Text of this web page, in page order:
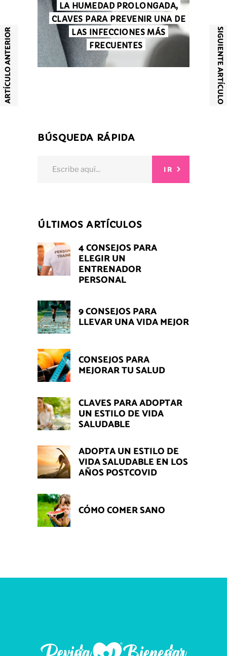
ARTÍCULO ANTERIOR SIGUIENTE ARTÍCULO
LA HUMEDAD PROLONGADA,
CLAVES PARA PREVENIR UNA DE
LAS INFECCIONES MÁS
FRECUENTES
BÚSQUEDA RÁPIDA
IR
ÚLTIMOS ARTÍCULOS
4 CONSEJOS PARA
ELEGIR UN
ENTRENADOR
PERSONAL
9 CONSEJOS PARA
LLEVAR UNA VIDA MEJOR
CONSEJOS PARA
MEJORAR TU SALUD
CLAVES PARA ADOPTAR
UN ESTILO DE VIDA
SALUDABLE
ADOPTA UN ESTILO DE
VIDA SALUDABLE EN LOS
AÑOS POSTCOVID
CÓMO COMER SANO